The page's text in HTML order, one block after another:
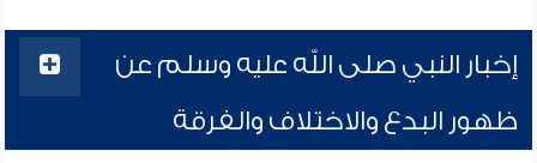
إخبار النبي صلى الله عليه وسلم عن
ظهور البدع والاختلاف والفرقة